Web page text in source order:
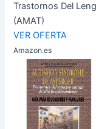
Trastornos Del
(AMAT)
VER OFERTA
Amazon.es